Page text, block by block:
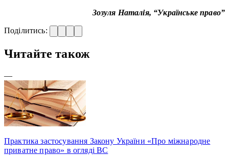
Зозуля Наталія, “Українське право”
Поділитись:
Читайте також
—
Практика застосування Закону України «Про міжнародне
приватне право» в огляді ВС